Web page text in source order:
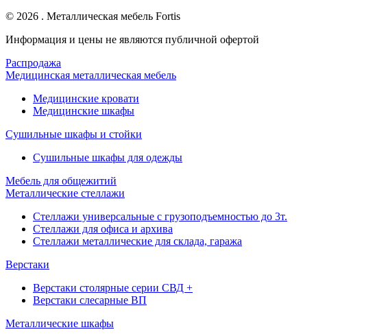
© 2026 . Металлическая мебель Fortis
Информация и цены не являются публичной офертой
Распродажа
Медицинская металлическая мебель
Медицинские кровати
Медицинские шкафы
Сушильные шкафы и стойки
Сушильные шкафы для одежды
Мебель для общежитий
Металлические стеллажи
Стеллажи универсальные с грузоподъемностью до 3т.
Стеллажи для офиса и архива
Стеллажи металлические для склада, гаража
Верстаки
Верстаки столярные серии СВД +
Верстаки слесарные ВП
Металлические шкафы